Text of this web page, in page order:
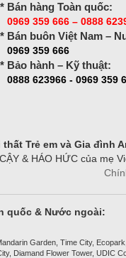
* Bán hàng Toàn quốc:
0969 359 666 – 0888
* Bán buôn Việt Nam –
0969 359 666
* Bảo hành – Kỹ thuật:
0888 623966 - 0969 359
Trẻ em và Gia đình
& HÁO HỨC của mẹ
quốc & Nước ngoài:
Garden, Time City,
Diamand Flower Tower, UDIC